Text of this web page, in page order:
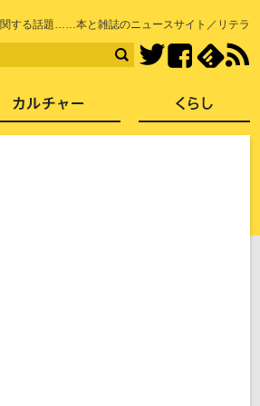
する話題……本と雑誌のニュースサイト／リテラ
TwitterFacebook
社会